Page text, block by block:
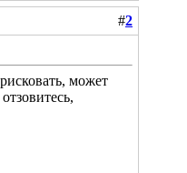
#2
может